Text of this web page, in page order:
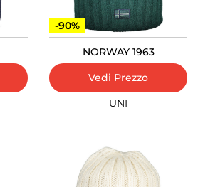
-90%
NORWAY 1963
Vedi Prezzo
UNI